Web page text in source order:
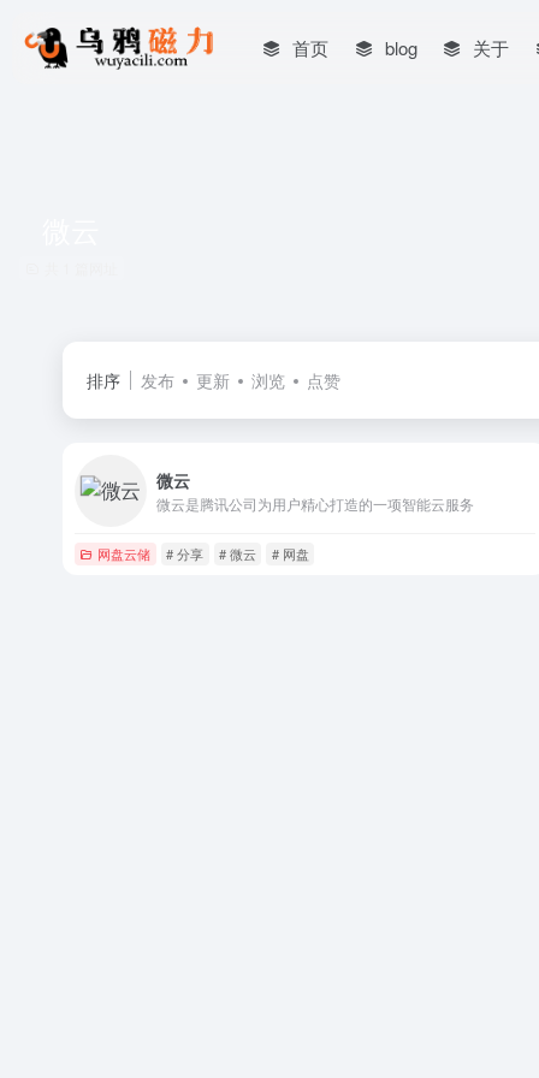
首页 blog 关于
排序 发布 更新 浏览 点赞
微云
微云是腾讯公司为用户精心打造的一项智能云服务
网盘云储 # 分享 # 微云 # 网盘